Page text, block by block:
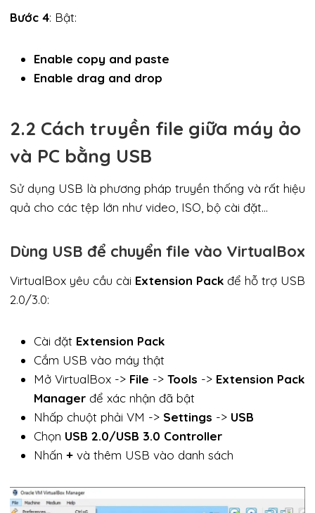
Bước 4: Bật:
Enable copy and paste
Enable drag and drop
2.2 Cách truyền file giữa máy ảo
và PC bằng USB
Sử dụng USB là phương pháp truyền thống và rất hiệu
quả cho các tệp lớn như video, ISO, bộ cài đặt…
Dùng USB để chuyển file vào VirtualBox
VirtualBox yêu cầu cài Extension Pack để hỗ trợ USB
2.0/3.0:
Cài đặt Extension Pack
Cắm USB vào máy thật
Mở VirtualBox -> File -> Tools -> Extension Pack
Manager để xác nhận đã bật
Nhấp chuột phải VM -> Settings -> USB
Chọn USB 2.0/USB 3.0 Controller
Nhấn + và thêm USB vào danh sách